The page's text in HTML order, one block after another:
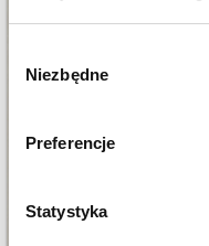
zgody
Niezbędne
Preferencje
Statystyka